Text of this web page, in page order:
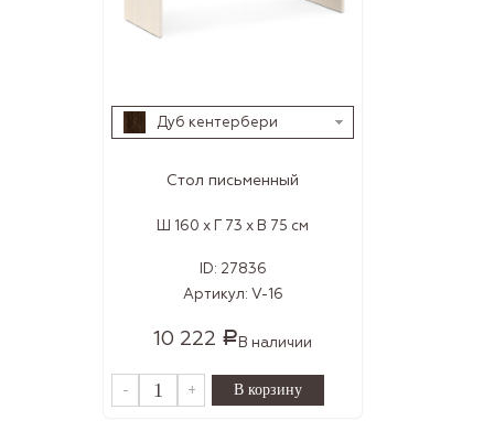
Дуб кентербери
Стол письменный
Ш 160 x Г 73 x В 75 см
ID: 27836
Артикул: V-16
10 222 Р В наличии
- +